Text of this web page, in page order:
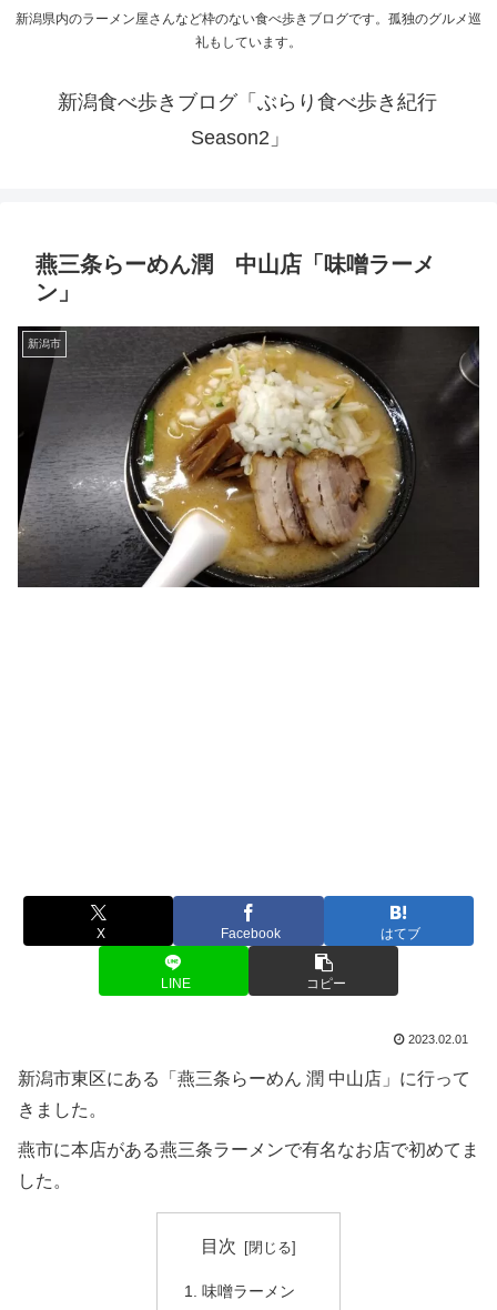
新潟県内のラーメン屋さんなど枠のない食べ歩きブログです。孤独のグルメ巡
礼もしています。
新潟食べ歩きブログ「ぶらり食べ歩き紀行
Season2」
燕三条らーめん潤 中山店「味噌ラーメ
ン」
新潟市
X Facebook はてブ
LINE コピー
2023.02.01
新潟市東区にある「燕三条らーめん 潤 中山店」に行って
きました。
燕市に本店がある燕三条ラーメンで有名なお店で初めてま
した。
目次
味噌ラーメン